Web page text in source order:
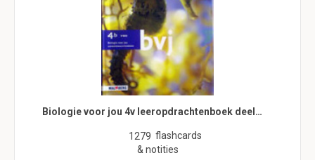
Biologie voor jou 4v leeropdrachtenboek deel…
1279 flashcards
& notities